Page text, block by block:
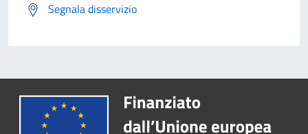
Segnala disservizio